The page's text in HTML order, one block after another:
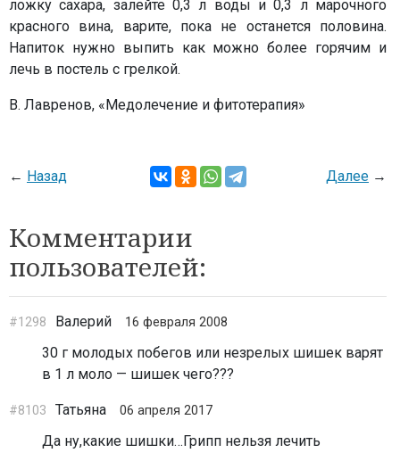
ложку сахара, залейте 0,3 л воды и 0,3 л марочного
красного вина, варите, пока не останется половина.
Напиток нужно выпить как можно более горячим и
лечь в постель с грелкой.
В. Лавренов, «Медолечение и фитотерапия»
← Назад Далее →
Комментарии
пользователей:
#1298 Валерий 16 февраля 2008
30 г молодых побегов или незрелых шишек варят
в 1 л моло — шишек чего???
#8103 Татьяна 06 апреля 2017
Да ну,какие шишки…Грипп нельзя лечить